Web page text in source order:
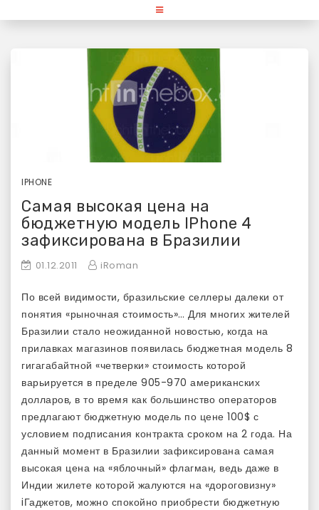
«Используй Mac» — блог для
любителей и поклонников
продукции Apple
IPHONE
Самая высокая цена на
бюджетную модель IPhone 4
зафиксирована в Бразилии
01.12.2011 iRoman
По всей видимости, бразильские селлеры далеки от
понятия «рыночная стоимость»… Для многих жителей
Бразилии стало неожиданной новостью, когда на
прилавках магазинов появилась бюджетная модель 8
гигагабайтной «четверки» стоимость которой
варьируется в пределе 905-970 американских
долларов, в то время как большинство операторов
предлагают бюджетную модель по цене 100$ с
условием подписания контракта сроком на 2 года. На
данный момент в Бразилии зафиксирована самая
высокая цена на «яблочный» флагман, ведь даже в
Индии жилете которой жалуются на «дороговизну»
iГаджетов, можно спокойно приобрести бюджетную